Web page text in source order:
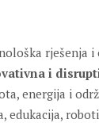
rješenja i
i
energija i
edukacija,